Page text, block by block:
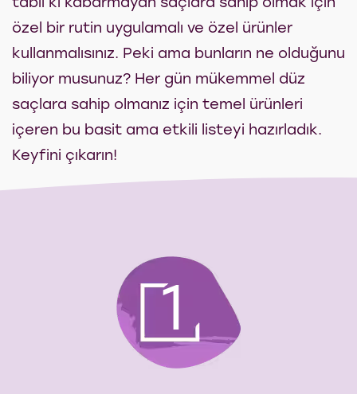
tabii ki kabarmayan saçlara sahip olmak için
özel bir rutin uygulamalı ve özel ürünler
kullanmalısınız. Peki ama bunların ne olduğunu
biliyor musunuz? Her gün mükemmel düz
saçlara sahip olmanız için temel ürünleri
içeren bu basit ama etkili listeyi hazırladık.
Keyfini çıkarın!
1